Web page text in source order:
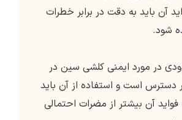
آن باید به دقت در برابر خطرات
شود.
در مورد ایمنی کلشی سین در
دسترس است و استفاده از آن باید
آن بیشتر از مضرات احتمالی